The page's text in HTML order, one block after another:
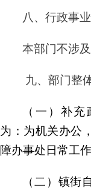
八、行政事
本部门不涉
九、部门整
（一）补
为：为机关办公
障办事处日常工
（二）镇街